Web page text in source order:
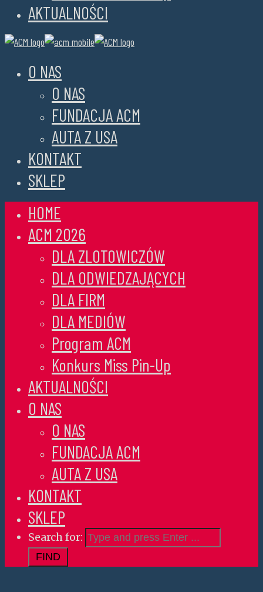
AKTUALNOŚCI
O NAS
O NAS
FUNDACJA ACM
AUTA Z USA
KONTAKT
SKLEP
HOME
ACM 2026
DLA ZLOTOWICZÓW
DLA ODWIEDZAJĄCYCH
DLA FIRM
DLA MEDIÓW
Program ACM
Konkurs Miss Pin-Up
AKTUALNOŚCI
O NAS
O NAS
FUNDACJA ACM
AUTA Z USA
KONTAKT
SKLEP
Search for: